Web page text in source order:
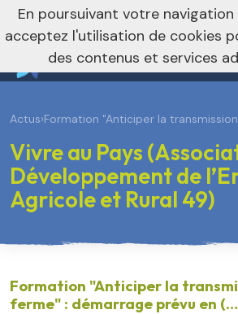
Actus›Formation "Anticiper la
Vivre au Pays
Développement de
Agricole et Rural 49)
Formation "Anticiper la
ferme" : démarrage prévu en
En poursuivant votre navigation
acceptez l'utilisation de cookies
des contenus et services